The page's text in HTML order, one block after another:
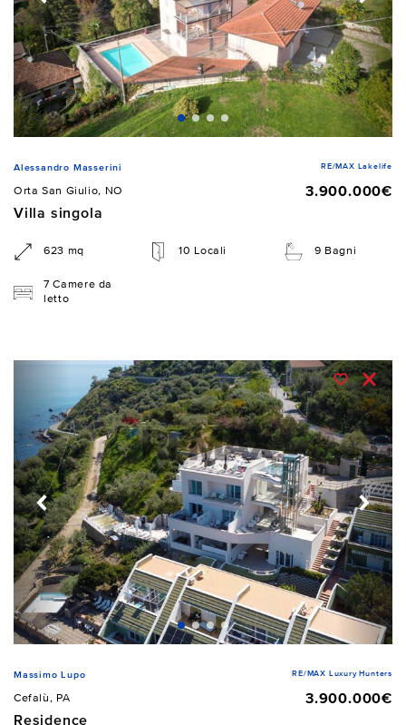
Alessandro Masserini RE/MAX Lakelife
Orta San Giulio, NO
3.900.000€
Villa singola
623 mq 10 Locali 9 Bagni
7 Camere da
letto
Massimo Lupo RE/MAX Luxury Hunters
Cefalù, PA
3.900.000€
Residence